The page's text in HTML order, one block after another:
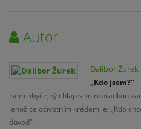
Autor
Dalibor Žurek
„Kdo jsem?“
Jsem obyčejný chlap s knírobradkou
jehož celoživotním krédem je: „Kdo
důvod“.